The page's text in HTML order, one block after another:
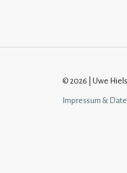
© 2026 | Uwe
Impressum &